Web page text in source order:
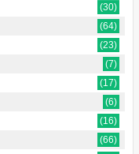
(30)
(64)
(23)
(7)
(17)
(6)
(16)
(66)